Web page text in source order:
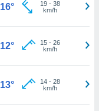
16° 19- 38
km/h
12° 15- 26
km/h
13° 14- 28
km/h